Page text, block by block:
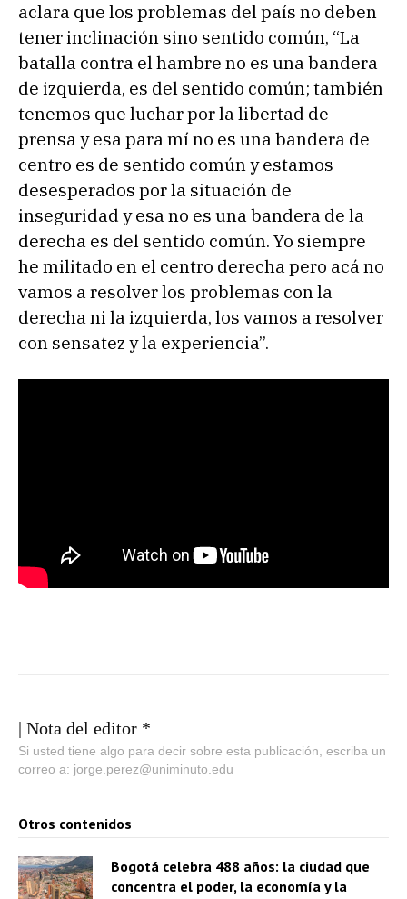
aclara que los problemas del país no deben
tener inclinación sino sentido común, “La
batalla contra el hambre no es una bandera
de izquierda, es del sentido común; también
tenemos que luchar por la libertad de
prensa y esa para mí no es una bandera de
centro es de sentido común y estamos
desesperados por la situación de
inseguridad y esa no es una bandera de la
derecha es del sentido común. Yo siempre
he militado en el centro derecha pero acá no
vamos a resolver los problemas con la
derecha ni la izquierda, los vamos a resolver
con sensatez y la experiencia”.
| Nota del editor *
Si usted tiene algo para decir sobre esta publicación, escriba un
correo a: jorge.perez@uniminuto.edu
Otros contenidos
Bogotá celebra 488 años: la ciudad que
concentra el poder, la economía y la